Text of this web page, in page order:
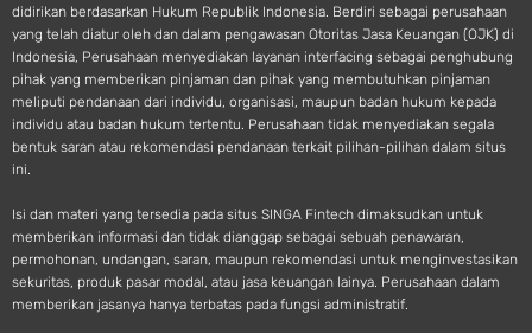
didirikan berdasarkan Hukum Republik Indonesia. Berdiri sebagai perusahaan
yang telah diatur oleh dan dalam pengawasan Otoritas Jasa Keuangan (OJK) di
Indonesia, Perusahaan menyediakan layanan interfacing sebagai penghubung
pihak yang memberikan pinjaman dan pihak yang membutuhkan pinjaman
meliputi pendanaan dari individu, organisasi, maupun badan hukum kepada
individu atau badan hukum tertentu. Perusahaan tidak menyediakan segala
bentuk saran atau rekomendasi pendanaan terkait pilihan-pilihan dalam situs
ini.
Isi dan materi yang tersedia pada situs SINGA Fintech dimaksudkan untuk
memberikan informasi dan tidak dianggap sebagai sebuah penawaran,
permohonan, undangan, saran, maupun rekomendasi untuk menginvestasikan
sekuritas, produk pasar modal, atau jasa keuangan lainya. Perusahaan dalam
memberikan jasanya hanya terbatas pada fungsi administratif.